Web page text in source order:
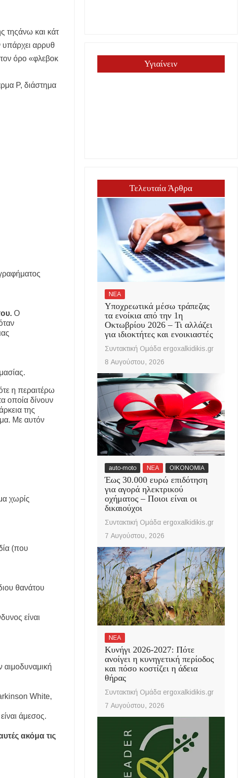
τηςάνω και κάτ
υπάρχει αρρυθ
όρο «φλεβοκ
Ρ, διάστημα
Ο
η περαιτέρω
οποία δίνουν
της
Με αυτόν
χωρίς
(που
θανάτου
είναι
αιμοδυναμική
White,
άμεσος.
ακόμα τις
Υγιαίνειν
Τελευταία Άρθρα
ΝΕΑ
Υποχρεωτικά μέσω τράπεζας
τα ενοίκια από την 1η
Οκτωβρίου 2026 – Τι αλλάζει
για ιδιοκτήτες και ενοικιαστές
Συντακτική Ομάδα ergoxalkidikis.gr
8 Αυγούστου, 2026
auto-moto ΝΕΑ ΟΙΚΟΝΟΜΙΑ
Έως 30.000 ευρώ επιδότηση
για αγορά ηλεκτρικού
οχήματος – Ποιοι είναι οι
δικαιούχοι
Συντακτική Ομάδα ergoxalkidikis.gr
7 Αυγούστου, 2026
ΝΕΑ
Κυνήγι 2026-2027: Πότε
ανοίγει η κυνηγετική περίοδος
και πόσο κοστίζει η άδεια
θήρας
Συντακτική Ομάδα ergoxalkidikis.gr
7 Αυγούστου, 2026